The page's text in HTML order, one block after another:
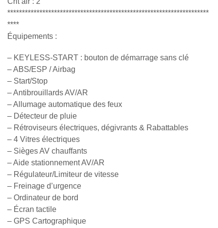
*********************************************************************
****
Équipements :
– KEYLESS-START : bouton de démarrage sans clé
– ABS/ESP / Airbag
– Start/Stop
– Antibrouillards AV/AR
– Allumage automatique des feux
– Détecteur de pluie
– Rétroviseurs électriques, dégivrants & Rabattables
– 4 Vitres électriques
– Sièges AV chauffants
– Aide stationnement AV/AR
– Régulateur/Limiteur de vitesse
– Freinage d’urgence
– Ordinateur de bord
– Écran tactile
– GPS Cartographique